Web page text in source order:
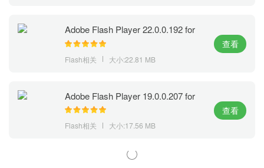
Adobe Flash Player 22.0.0.192 for
Firefox(火狐flash插件下载)官方下载
Flash相关 大小:22.81 MB
查看
Adobe Flash Player 19.0.0.207 for
Firefox(火狐flash插件下载)官方下载
Flash相关 大小:17.56 MB
查看